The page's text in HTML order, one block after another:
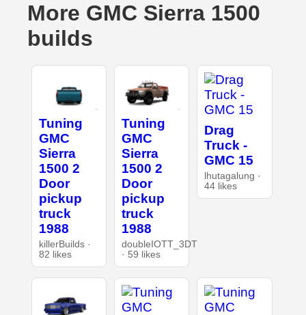
More GMC Sierra 1500
builds
Tuning
GMC
Sierra
1500 2
Door
pickup
truck
1988
killerBuilds ·
82 likes
Tuning
GMC
Sierra
1500 2
Door
pickup
truck
1988
doubleIOTT_3DT
· 59 likes
Drag
Truck -
GMC 15
lhutagalung ·
44 likes